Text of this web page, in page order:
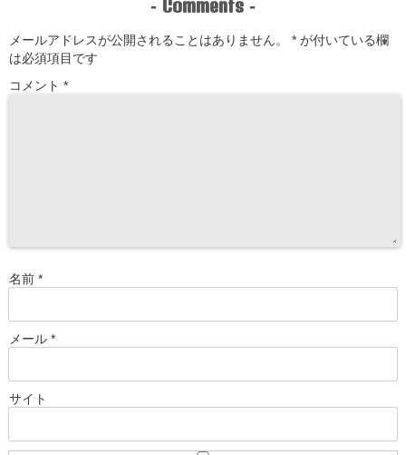
- Comments -
メールアドレスが公開されることはありません。 * が付いている欄
は必須項目です
コメント *
名前 *
メール *
サイト